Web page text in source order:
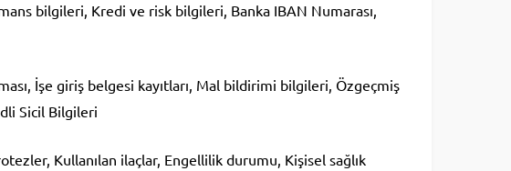
bilgileri, Kredi ve risk bilgileri, Banka IBAN Numarası,
İşe giriş belgesi kayıtları, Mal bildirimi bilgileri, Özgeçmiş
Sicil Bilgileri
Kullanılan ilaçlar, Engellilik durumu, Kişisel sağlık